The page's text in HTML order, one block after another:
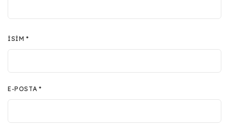
İSIM*
E-POSTA *